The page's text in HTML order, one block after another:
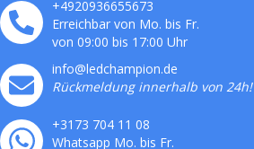
+4920936655673
Erreichbar von Mo. bis Fr.
von 09:00 bis 17:00 Uhr
info@ledchampion.de
Rückmeldung innerhalb von 24h!
+3173 704 11 08
Whatsapp Mo. bis Fr.